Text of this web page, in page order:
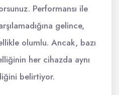
Performansı ile
gelince,
olumlu. Ancak, bazı
her cihazda aynı
belirtiyor.